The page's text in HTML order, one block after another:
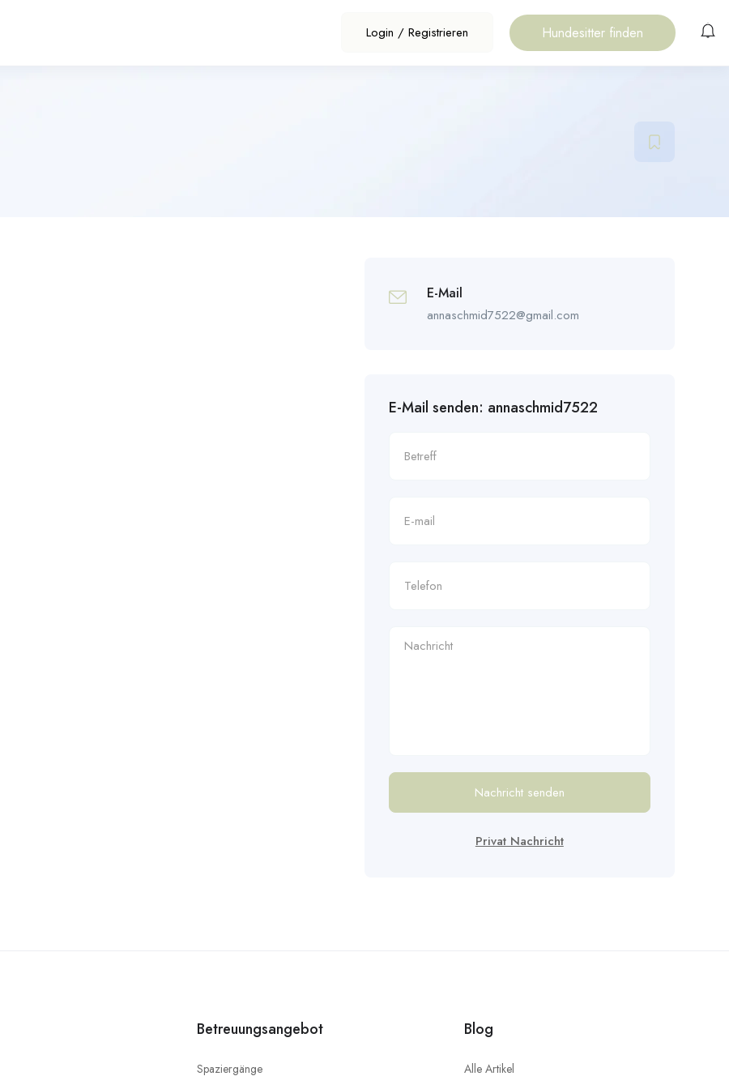
Login / Registrieren Hundesitter finden
E-Mail
annaschmid7522@gmail.com
E-Mail senden: annaschmid7522
Nachricht senden
Privat Nachricht
Betreuungsangebot
Spaziergänge
Blog
Alle Artikel